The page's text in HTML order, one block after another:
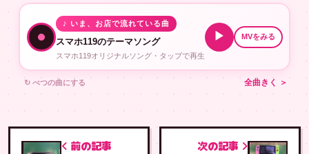
♪ いま、お店で流れている曲
スマホ119のテーマソング
スマホ119オリジナルソング・タップで再生
▶ MVをみる
↻ べつの曲にする 全曲きく ＞
前の記事
次の記事